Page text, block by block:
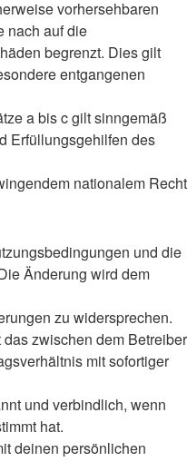
vorhersehbaren
nach auf die
begrenzt. Dies gilt
entgangenen
a bis c gilt sinngemäß
Erfüllungsgehilfen des
nationalem Recht
und die
Änderung wird dem
zu widersprechen.
zwischen dem Betreiber
mit sofortiger
und verbindlich, wenn
hat.
deinen persönlichen